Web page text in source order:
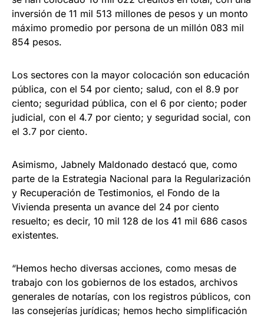
inversión de 11 mil 513 millones de pesos y un monto
máximo promedio por persona de un millón 083 mil
854 pesos.
Los sectores con la mayor colocación son educación
pública, con el 54 por ciento; salud, con el 8.9 por
ciento; seguridad pública, con el 6 por ciento; poder
judicial, con el 4.7 por ciento; y seguridad social, con
el 3.7 por ciento.
Asimismo, Jabnely Maldonado destacó que, como
parte de la Estrategia Nacional para la Regularización
y Recuperación de Testimonios, el Fondo de la
Vivienda presenta un avance del 24 por ciento
resuelto; es decir, 10 mil 128 de los 41 mil 686 casos
existentes.
“Hemos hecho diversas acciones, como mesas de
trabajo con los gobiernos de los estados, archivos
generales de notarías, con los registros públicos, con
las consejerías jurídicas; hemos hecho simplificación